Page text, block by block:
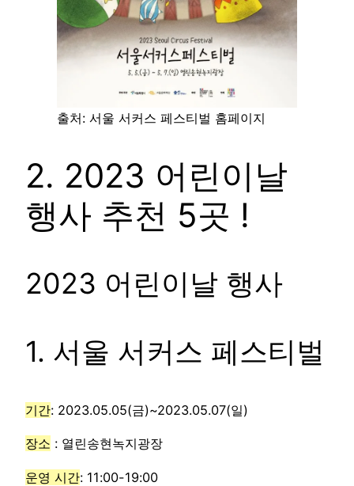
출처: 서울 서커스 페스티벌 홈페이지
2. 2023 어린이날
행사 추천 5곳 !
2023 어린이날 행사
1. 서울 서커스 페스티벌
기간: 2023.05.05(금)~2023.05.07(일)
장소 : 열린송현녹지광장
운영 시간: 11:00-19:00